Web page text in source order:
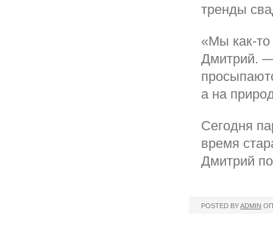
тренды
«Мы как-
Дмитрий. —
а на
Сегодня
время
Дмитрий
POSTED BYADMIN